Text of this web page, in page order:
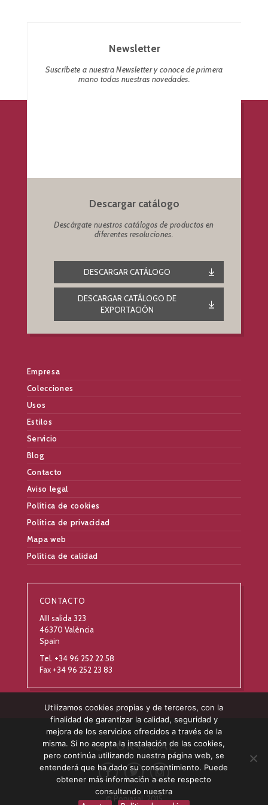
Newsletter
Suscríbete a nuestra Newsletter y conoce de primera
mano todas nuestras novedades.
Descargar catálogo
Descárgate nuestros catálogos de productos en
diferentes resoluciones.
DESCARGAR CATÁLOGO
DESCARGAR CATÁLOGO DE
EXPORTACIÓN
Empresa
Colecciones
Usos
Estilos
Servicio
Blog
Contacto
Aviso legal
Política de cookies
Política de privacidad
Mapa web
Política de calidad
CONTACTO
AIII salida 323
46370 València
Spain
Tel. +34 96 252 22 58
Fax +34 96 252 23 83
© Porvasal, 2015
Utilizamos cookies propias y de terceros, con la
finalidad de garantizar la calidad, seguridad y
mejora de los servicios ofrecidos a través de la
misma. Si no acepta la instalación de las cookies,
pero continúa utilizando nuestra página web, se
entenderá que ha dado su consentimiento. Puede
obtener más información a este respecto
consultando nuestra